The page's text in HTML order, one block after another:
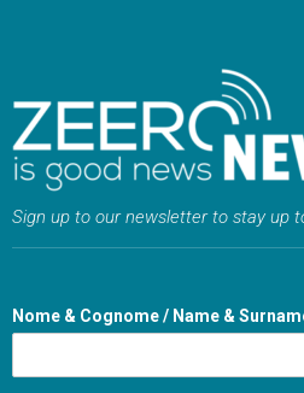
Sign up to our newsletter to stay up
Nome & Cognome / Name &